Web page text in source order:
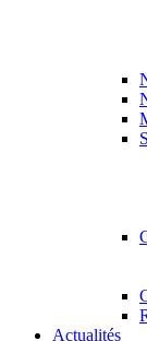
Actualités